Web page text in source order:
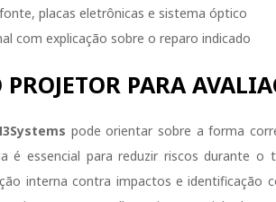
placas eletrônicas e sistema óptico
com explicação sobre o reparo indicado
PARA
pode orientar sobre a forma
é essencial para reduzir riscos durante
interna contra impactos e identificação